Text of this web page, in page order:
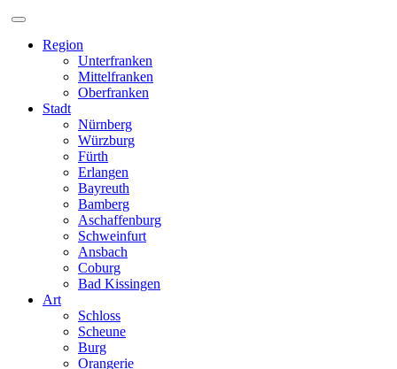
Zum
Region
Unterfranken
Mittelfranken
Oberfranken
Stadt
Nürnberg
Würzburg
Fürth
Erlangen
Bayreuth
Bamberg
Aschaffenburg
Schweinfurt
Ansbach
Coburg
Bad Kissingen
Art
Schloss
Scheune
Burg
Orangerie